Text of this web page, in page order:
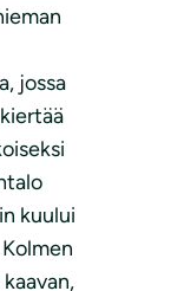
jossa
kuului